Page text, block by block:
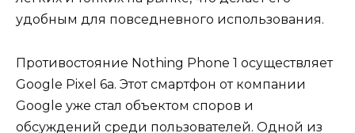
удобным для повседневного использования.
Противостояние Nothing Phone 1 осуществляет
Google Pixel 6a. Этот смартфон от компании
Google уже стал объектом споров и
обсуждений среди пользователей. Одной из